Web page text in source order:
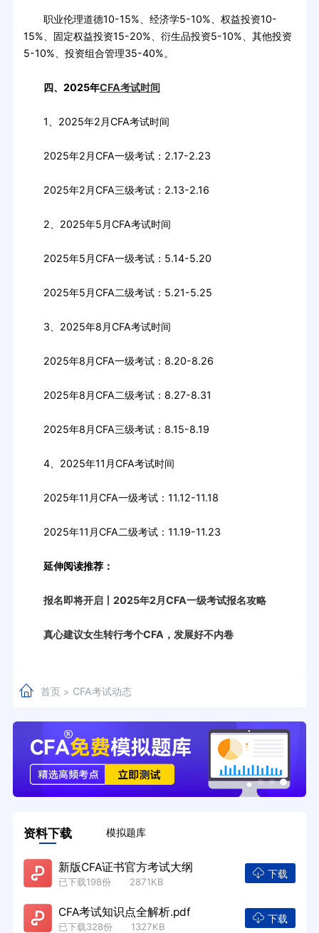
职业伦理道德10-15%、经济学5-10%、权益投资10-
15%、固定权益投资15-20%、衍生品投资5-10%、其他投资
5-10%、投资组合管理35-40%。
四、2025年CFA考试时间
1、2025年2月CFA考试时间
2025年2月CFA一级考试：2.17-2.23
2025年2月CFA三级考试：2.13-2.16
2、2025年5月CFA考试时间
2025年5月CFA一级考试：5.14-5.20
2025年5月CFA二级考试：5.21-5.25
3、2025年8月CFA考试时间
2025年8月CFA一级考试：8.20-8.26
2025年8月CFA二级考试：8.27-8.31
2025年8月CFA三级考试：8.15-8.19
4、2025年11月CFA考试时间
2025年11月CFA一级考试：11.12-11.18
2025年11月CFA二级考试：11.19-11.23
延伸阅读推荐：
报名即将开启丨2025年2月CFA一级考试报名攻略
真心建议女生转行考个CFA，发展好不内卷
首页> CFA考试动态
资料下载 模拟题库
新版CFA证书官方考试大纲
已下载198份 2871KB
下载
CFA考试知识点全解析.pdf
已下载328份 1327KB
下载